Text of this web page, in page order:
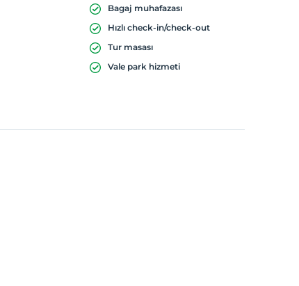
Bagaj muhafazası
Hızlı check-in/check-out
Tur masası
Vale park hizmeti